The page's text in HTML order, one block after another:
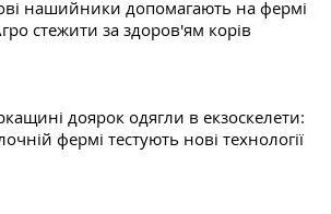
нашийники допомагають на фермі
стежити за здоров'ям корів
доярок одягли в екзоскелети:
фермі тестують нові технології